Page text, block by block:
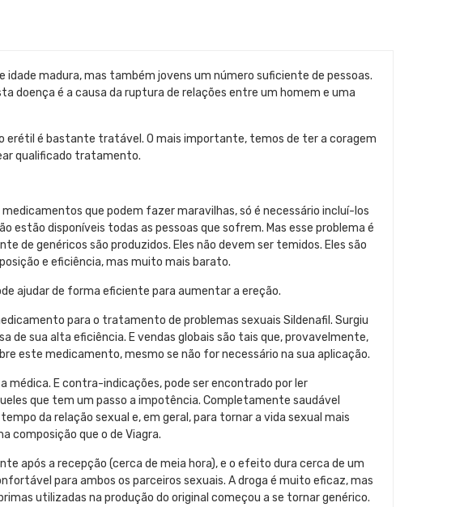
madura, mas também jovens um número suficiente de pessoas.
doença é a causa da ruptura de relações entre um homem e uma
erétil é bastante tratável. O mais importante, temos de ter a coragem
qualificado tratamento.
que podem fazer maravilhas, só é necessário incluí-los
estão disponíveis todas as pessoas que sofrem. Mas esse problema é
de genéricos são produzidos. Eles não devem ser temidos. Eles são
e eficiência, mas muito mais barato.
ajudar de forma eficiente para aumentar a ereção.
para o tratamento de problemas sexuais Sildenafil. Surgiu
de sua alta eficiência. E vendas globais são tais que, provavelmente,
este medicamento, mesmo se não for necessário na sua aplicação.
médica. E contra-indicações, pode ser encontrado por ler
que tem um passo a impotência. Completamente saudável
da relação sexual e, em geral, para tornar a vida sexual mais
composição que o de Viagra.
após a recepção (cerca de meia hora), e o efeito dura cerca de um
para ambos os parceiros sexuais. A droga é muito eficaz, mas
utilizadas na produção do original começou a se tornar genérico.